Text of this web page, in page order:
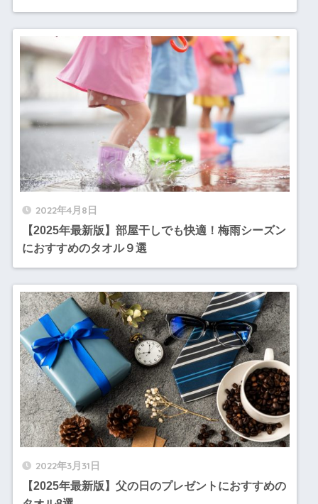
2022年4月8日
【2025年最新版】部屋干しでも快適！梅雨シーズン
におすすめのタオル９選
2022年3月31日
【2025年最新版】父の日のプレゼントにおすすめの